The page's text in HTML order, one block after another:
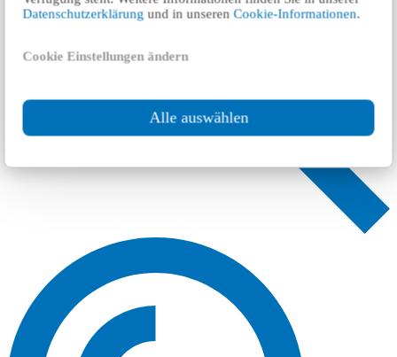
Datenschutzerklärung und in unserenCookie-Informationen.
Cookie Einstellungen ändern
Alle auswählen